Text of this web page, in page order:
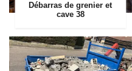
Débarras de grenier et
cave 38